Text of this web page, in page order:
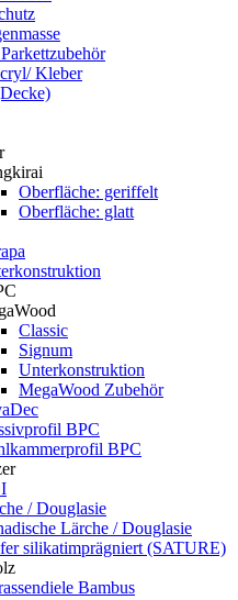
Kleber
Oberfläche: geriffelt
Oberfläche: glatt
Classic
Signum
Unterkonstruktion
MegaWood Zubehör
BPC
BPC
/ Douglasie
Lärche / Douglasie
silikatimprägniert (SATURE)
Bambus